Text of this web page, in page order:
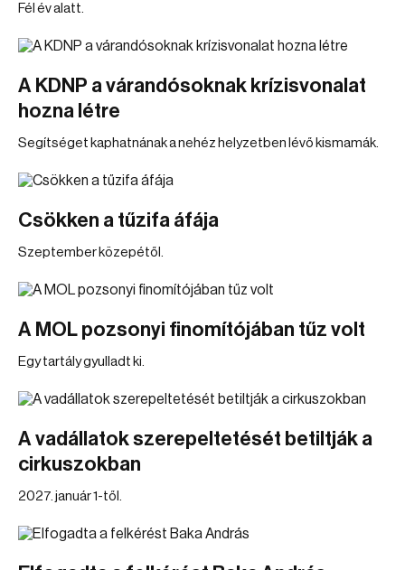
Fél év alatt.
A KDNP a várandósoknak krízisvonalat
hozna létre
Segítséget kaphatnának a nehéz helyzetben lévő kismamák.
Csökken a tűzifa áfája
Szeptember közepétől.
A MOL pozsonyi finomítójában tűz volt
Egy tartály gyulladt ki.
A vadállatok szerepeltetését betiltják a
cirkuszokban
2027. január 1-től.